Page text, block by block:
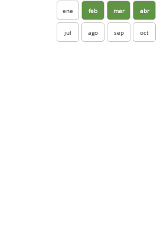
ene feb mar abr
jul ago sep oct